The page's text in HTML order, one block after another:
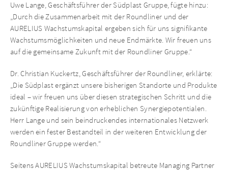
Uwe Lange, Geschäftsführer der Südplast Gruppe, fügte hinzu:
„Durch die Zusammenarbeit mit der Roundliner und der
AURELIUS Wachstumskapital ergeben sich für uns signifikante
Wachstumsmöglichkeiten und neue Endmärkte. Wir freuen uns
auf die gemeinsame Zukunft mit der Roundliner Gruppe.“
Dr. Christian Kuckertz, Geschäftsführer der Roundliner, erklärte:
„Die Südplast ergänzt unsere bisherigen Standorte und Produkte
ideal – wir freuen uns über diesen strategischen Schritt und die
zukünftige Realisierung von erheblichen Synergiepotentialen.
Herr Lange und sein beindruckendes internationales Netzwerk
werden ein fester Bestandteil in der weiteren Entwicklung der
Roundliner Gruppe werden.“
Seitens AURELIUS Wachstumskapital betreute Managing Partner